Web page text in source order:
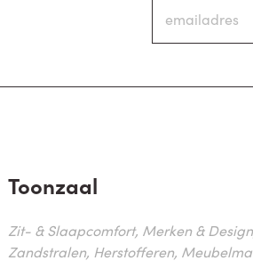
Toonzaal
Zit- & Slaapcomfort, Merken &
Zandstralen, Herstofferen,